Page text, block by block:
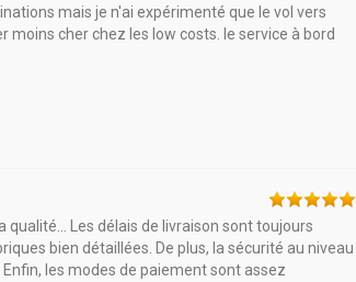
mais je n'ai expérimenté que le vol vers
cher chez les low costs. le service à bord
qualité... Les délais de livraison sont toujours
bien détaillées. De plus, la sécurité au niveau
les modes de paiement sont assez